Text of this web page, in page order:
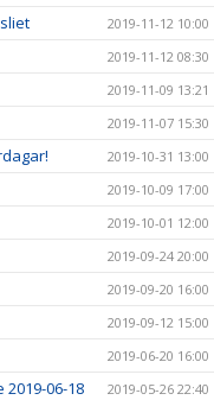
2019-11-12 10:00
2019-11-12 08:30
2019-11-09 13:21
2019-11-07 15:30
2019-10-31 13:00
2019-10-09 17:00
2019-10-01 12:00
2019-09-24 20:00
2019-09-20 16:00
2019-09-12 15:00
2019-06-20 16:00
06-18 2019-05-26 22:40